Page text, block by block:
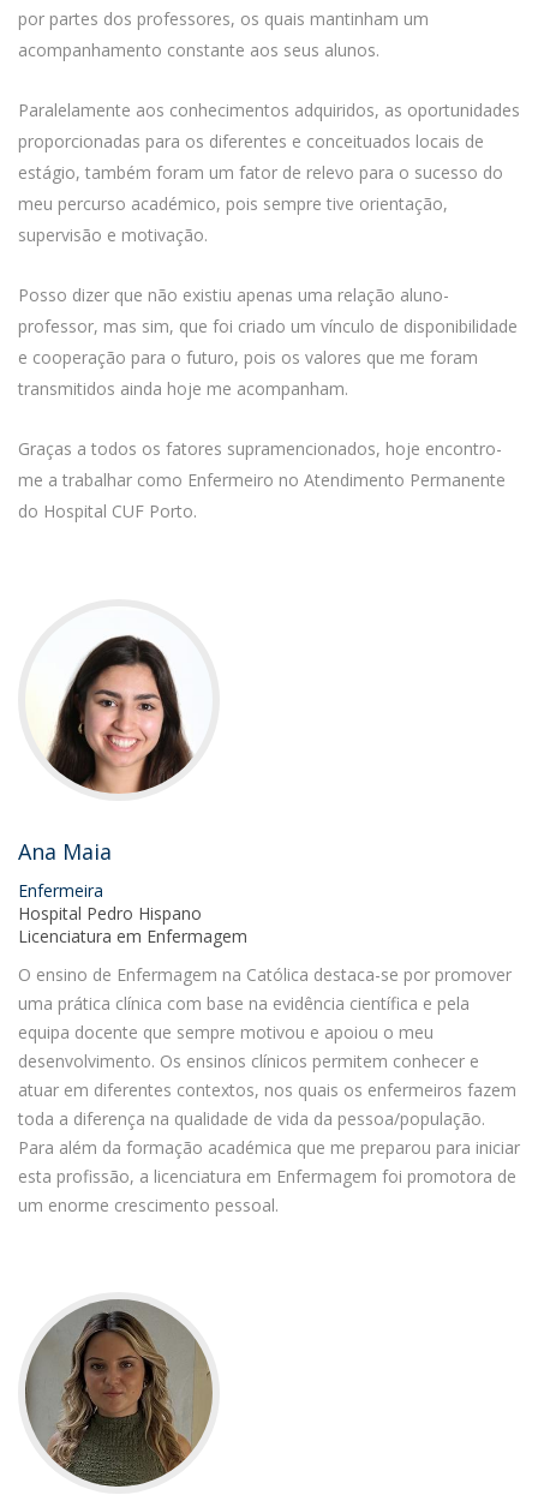
por partes dos professores, os quais mantinham um
acompanhamento constante aos seus alunos.
Paralelamente aos conhecimentos adquiridos, as oportunidades
proporcionadas para os diferentes e conceituados locais de
estágio, também foram um fator de relevo para o sucesso do
meu percurso académico, pois sempre tive orientação,
supervisão e motivação.
Posso dizer que não existiu apenas uma relação aluno-
professor, mas sim, que foi criado um vínculo de disponibilidade
e cooperação para o futuro, pois os valores que me foram
transmitidos ainda hoje me acompanham.
Graças a todos os fatores supramencionados, hoje encontro-
me a trabalhar como Enfermeiro no Atendimento Permanente
do Hospital CUF Porto.
Ana Maia
Enfermeira
Hospital Pedro Hispano
Licenciatura em Enfermagem
O ensino de Enfermagem na Católica destaca-se por promover
uma prática clínica com base na evidência científica e pela
equipa docente que sempre motivou e apoiou o meu
desenvolvimento. Os ensinos clínicos permitem conhecer e
atuar em diferentes contextos, nos quais os enfermeiros fazem
toda a diferença na qualidade de vida da pessoa/população.
Para além da formação académica que me preparou para iniciar
esta profissão, a licenciatura em Enfermagem foi promotora de
um enorme crescimento pessoal.